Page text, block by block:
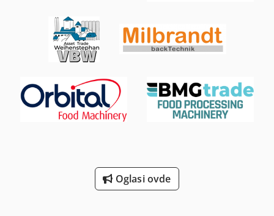
krema i masa precizna kontrola temperature do max.
150°C 2 nivoa snage digitalni tajmer Zapremina kotla 200
litara Kapacitet: 22 min – 160 max. litara Izrada od
nerđajućeg čelika Ručka za nagibanje Grejanje termo-
DGUV V3 provereno sa slavinom za ispuštanje Priključak
400V, 18 kW, 32A-CEE utikač Dcodsv H Tkdspfx Acfjk
Dimenzije 1300 x 1200 x 2000 mm, ŠxDxV NOVA mašina &
SAB proverena sa garancijom + servis rezervnih delova
Oglasi ovde